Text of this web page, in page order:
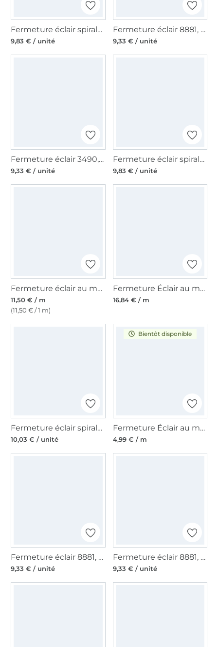
Fermeture éclair spirale séparable 60 cm argent
9,83 € / unité
Fermeture éclair 8881, gris
9,33 € / unité
Fermeture éclair 3490, vert foncé
9,33 € / unité
Fermeture éclair spirale séparable 60 cm doré
9,83 € / unité
Fermeture éclair au mètre, noir- or
11,50 € / m
(11,50 € / 1 m)
Fermeture Éclair au mètre transparente, spirale, non séparable
16,84 € / m
Fermeture éclair spirale séparable 80 cm doré
10,03 € / unité
Bientôt disponible
Fermeture Éclair au mètre non séparable plastique à spirale, vert clair
4,99 € / m
Fermeture éclair 8881, gris foncé
9,33 € / unité
Fermeture éclair 8881, rouge
9,33 € / unité